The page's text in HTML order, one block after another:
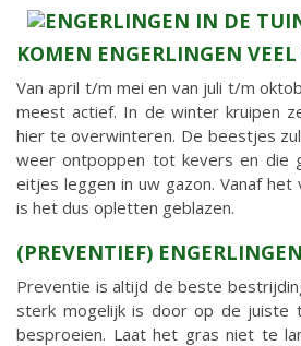
KOMEN ENGERLINGEN VEEL
Van april t/m mei en van juli t/m
meest actief. In de winter kruipen
hier te overwinteren. De beestjes
weer ontpoppen tot kevers en die
eitjes leggen in uw gazon. Vanaf
is het dus opletten geblazen.
(PREVENTIEF)
Preventie is altijd de beste
sterk mogelijk is door op de juiste
besproeien. Laat het gras niet te